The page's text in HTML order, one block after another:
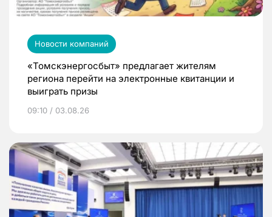
Новости компаний
«Томскэнергосбыт» предлагает жителям
региона перейти на электронные квитанции и
выиграть призы
09:10 / 03.08.26